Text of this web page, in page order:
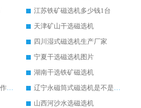
江苏铁矿磁选机多少钱1台
天津矿山干选磁选机
四川湿式磁选机生产厂家
宁夏干选磁选机图片
湖南干选铁矿磁选机
黑龙江永磁筒磁选机的工作原理
辽宁永磁筒式磁选机是不是强磁
山西河沙水选磁选机